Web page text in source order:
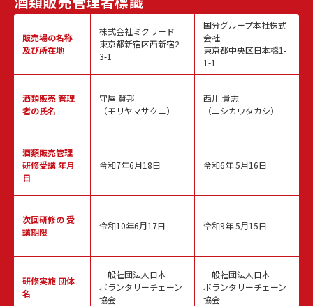
販売場の名称
及び所在地
酒類販売管理
者の氏名
酒類販売管理
研修受講 年月
日
次回研修の受
講期限
研修実施 団体
名
株式会社ミクリード
東京都新宿区西新宿2-
3-1
守屋 賢邦
（モリヤマサクニ）
令和7年6月18日
令和10年6月17日
一般社団法人日本
ボランタリーチェーン
協会
国分グループ本社株式
会社
東京都中央区日本橋1-
1-1
西川 貴志
（ニシカワタカシ）
令和6年 5月16日
令和9年 5月15日
一般社団法人日本
ボランタリーチェーン
協会